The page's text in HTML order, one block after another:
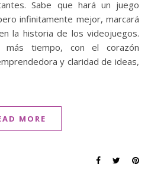
Sabe que hará un juego
infinitamente mejor, marcará
la historia de los videojuegos.
tiempo, con el corazón
y claridad de ideas,
MORE